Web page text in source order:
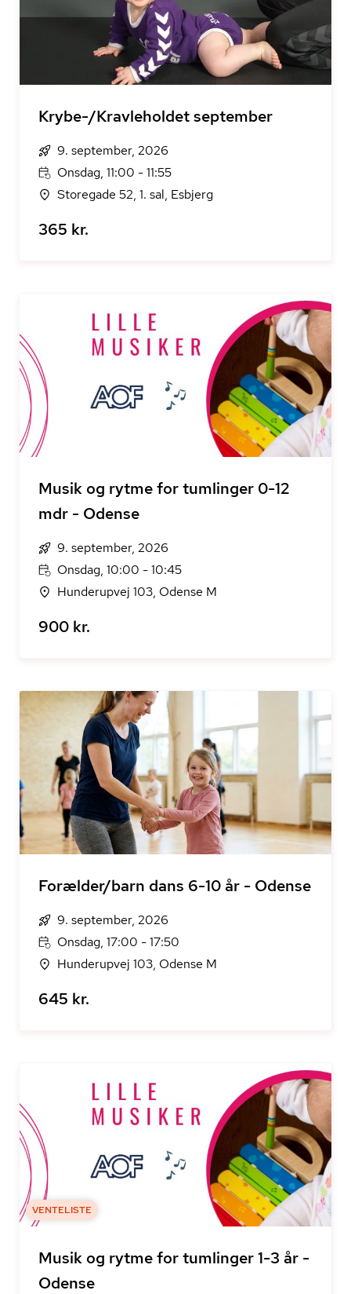
Krybe-/Kravleholdet september
9. september, 2026
Onsdag, 11:00 - 11:55
Storegade 52, 1. sal, Esbjerg
365 kr.
Musik og rytme for tumlinger 0-12
mdr - Odense
9. september, 2026
Onsdag, 10:00 - 10:45
Hunderupvej 103, Odense M
900 kr.
Forælder/barn dans 6-10 år - Odense
9. september, 2026
Onsdag, 17:00 - 17:50
Hunderupvej 103, Odense M
645 kr.
VENTELISTE
Musik og rytme for tumlinger 1-3 år -
Odense